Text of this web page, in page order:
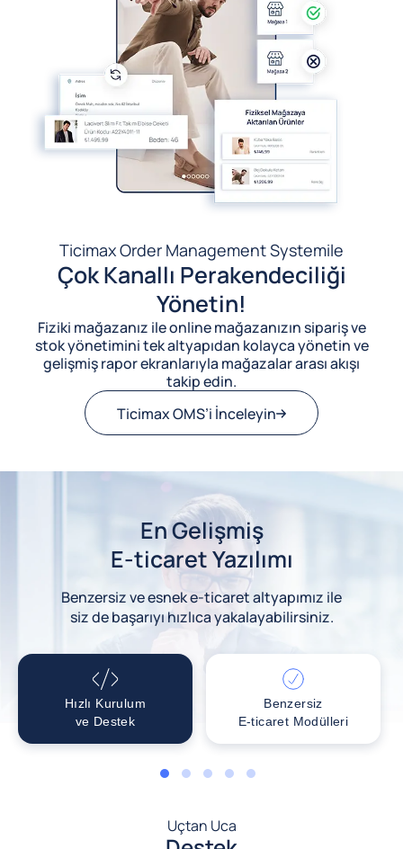
Ticimax Order Management Systemile
Çok Kanallı Perakendeciliği
Yönetin!
Fiziki mağazanız ile online mağazanızın sipariş ve
stok yönetimini tek altyapıdan kolayca yönetin ve
gelişmiş rapor ekranlarıyla mağazalar arası akışı
takip edin.
Ticimax OMS’i İnceleyin
En Gelişmiş
E-ticaret Yazılımı
Benzersiz ve esnek e-ticaret altyapımız ile
siz de başarıyı hızlıca yakalayabilirsiniz.
Hızlı Kurulum
ve Destek
Benzersiz
E-ticaret Modülleri
1 2 3 4 5
Uçtan Uca